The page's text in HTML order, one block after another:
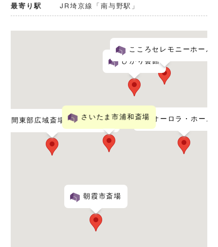
最寄り駅 JR埼京線「南与野駅」
ひかり会館
こころセレモニーホール
オーロラ・ホール
入間東部広域斎場 しののめの里
朝霞市斎場
さいたま市浦和斎場